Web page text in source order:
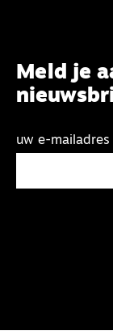
Meld je
uw e-mailadres